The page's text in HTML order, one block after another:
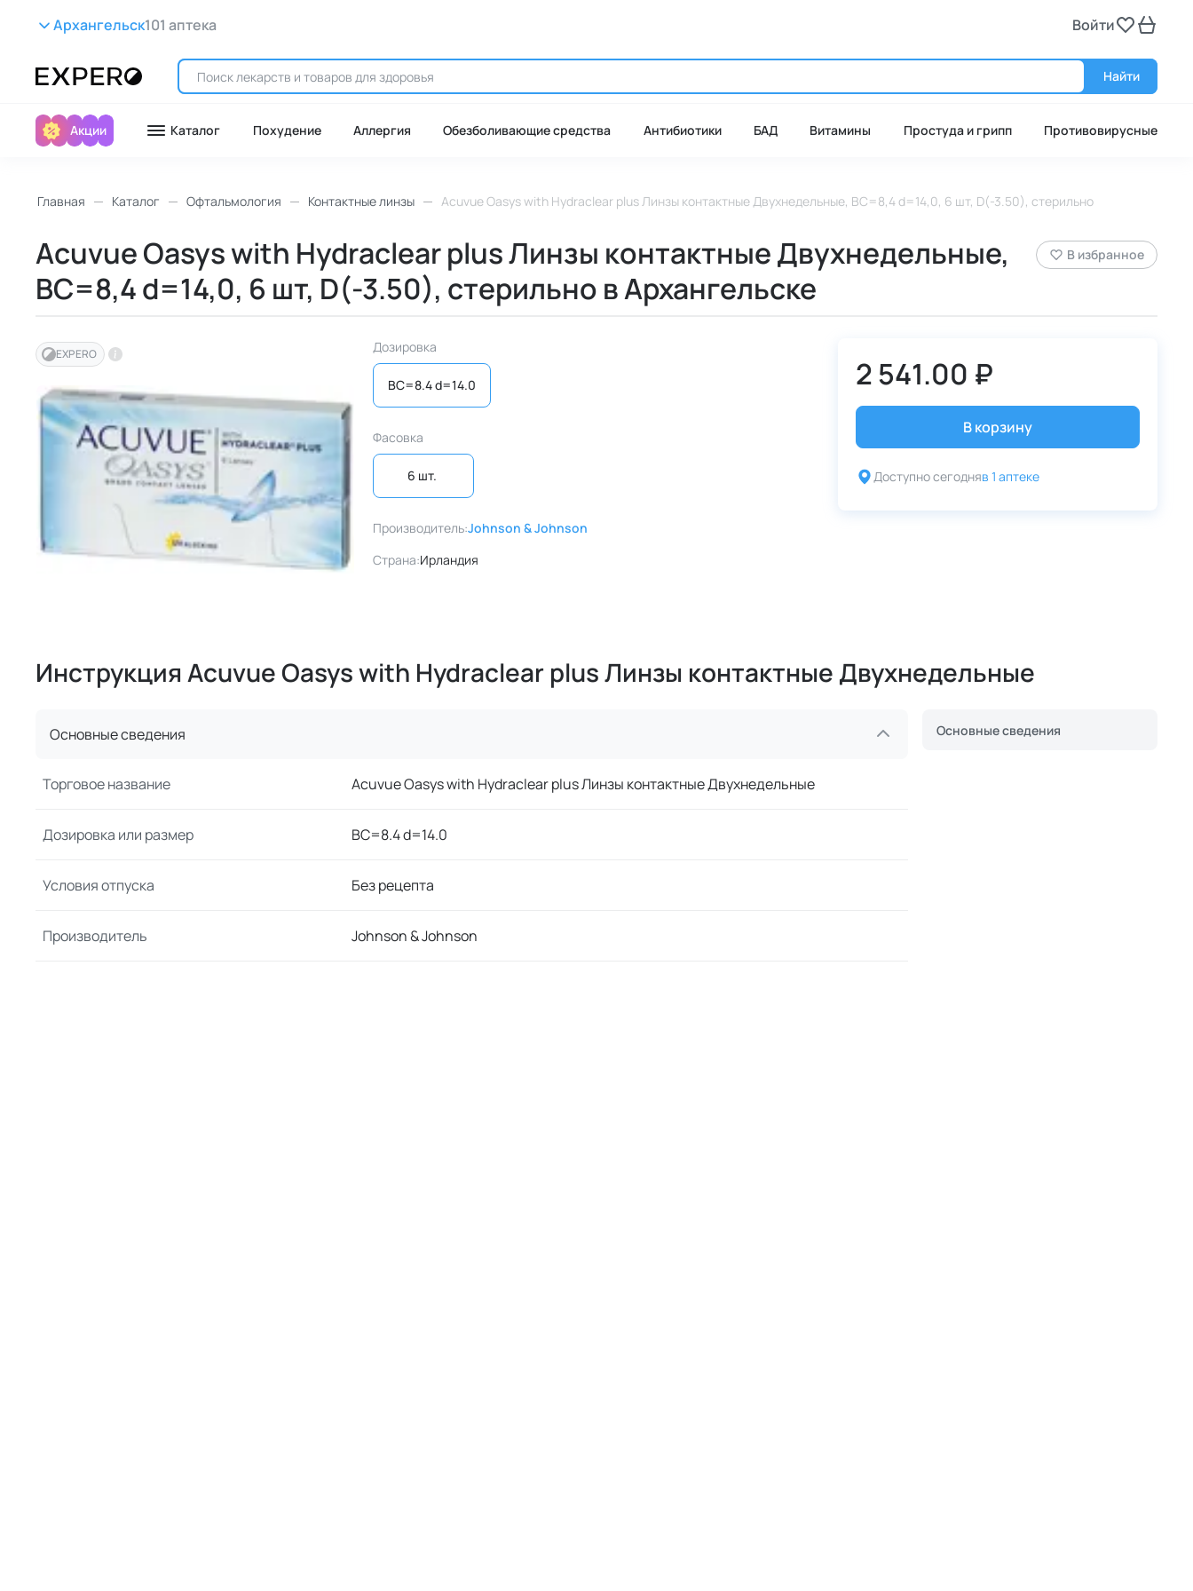
Архангельск101 аптека Войти
Найти
Акции Каталог Похудение Аллергия Обезболивающие средства Антибиотики БАД Витамины Простуда и грипп Противовирусные
Главная Каталог Офтальмология Контактные линзы Acuvue Oasys with Hydraclear plus Линзы контактные Двухнедельные, BC=8,4 d=14,0, 6 шт, D(-3.50), стерильно
Acuvue Oasys with Hydraclear plus Линзы контактные Двухнедельные,
BC=8,4 d=14,0, 6 шт, D(-3.50), стерильно в Архангельске
В избранное
EXPERO Дозировка
BC=8.4 d=14.0
Фасовка
6 шт.
Производитель:Johnson & Johnson
Страна:Ирландия
2 541.00 ₽
В корзину
Доступно сегодняв 1 аптеке
Инструкция Acuvue Oasys with Hydraclear plus Линзы контактные Двухнедельные
Основные сведения
Торговое название Acuvue Oasys with Hydraclear plus Линзы контактные Двухнедельные
Дозировка или размер BC=8.4 d=14.0
Условия отпуска Без рецепта
Производитель Johnson & Johnson
Основные сведения